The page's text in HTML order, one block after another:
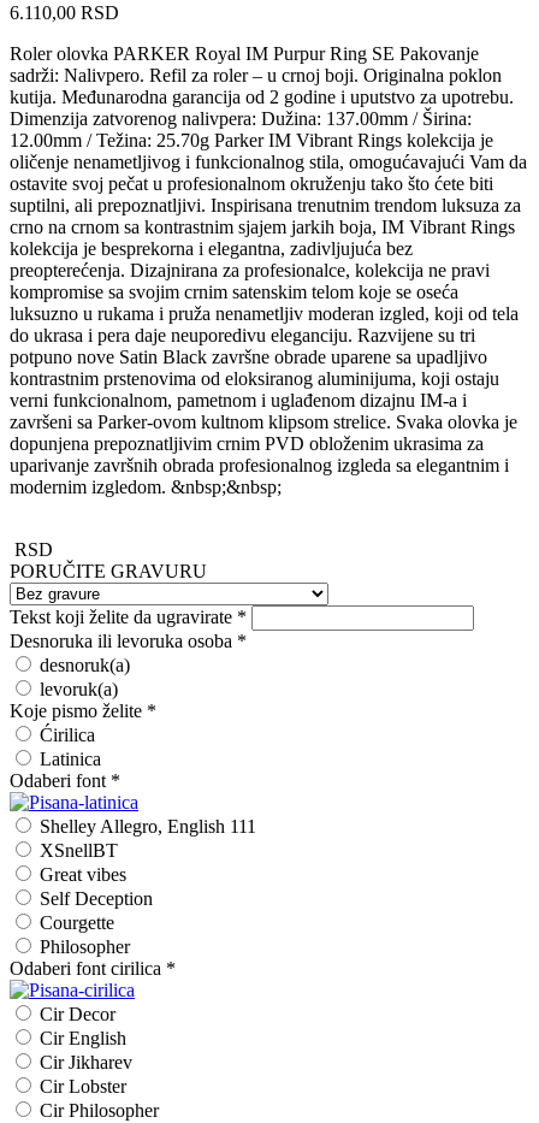
6.110,00 RSD
Roler olovka PARKER Royal IM Purpur Ring SE Pakovanje
sadrži: Nalivpero. Refil za roler – u crnoj boji. Originalna poklon
kutija. Međunarodna garancija od 2 godine i uputstvo za upotrebu.
Dimenzija zatvorenog nalivpera: Dužina: 137.00mm / Širina:
12.00mm / Težina: 25.70g Parker IM Vibrant Rings kolekcija je
oličenje nenametljivog i funkcionalnog stila, omogućavajući Vam da
ostavite svoj pečat u profesionalnom okruženju tako što ćete biti
suptilni, ali prepoznatljivi. Inspirisana trenutnim trendom luksuza za
crno na crnom sa kontrastnim sjajem jarkih boja, IM Vibrant Rings
kolekcija je besprekorna i elegantna, zadivljujuća bez
preopterećenja. Dizajnirana za profesionalce, kolekcija ne pravi
kompromise sa svojim crnim satenskim telom koje se oseća
luksuzno u rukama i pruža nenametljiv moderan izgled, koji od tela
do ukrasa i pera daje neuporedivu eleganciju. Razvijene su tri
potpuno nove Satin Black završne obrade uparene sa upadljivo
kontrastnim prstenovima od eloksiranog aluminijuma, koji ostaju
verni funkcionalnom, pametnom i uglađenom dizajnu IM-a i
završeni sa Parker-ovom kultnom klipsom strelice. Svaka olovka je
dopunjena prepoznatljivim crnim PVD obloženim ukrasima za
uparivanje završnih obrada profesionalnog izgleda sa elegantnim i
modernim izgledom. &nbsp;&nbsp;
RSD
PORUČITE GRAVURU
Tekst koji želite da ugravirate *
Desnoruka ili levoruka osoba *
desnoruk(a)
levoruk(a)
Koje pismo želite *
Ćirilica
Latinica
Odaberi font *
Shelley Allegro, English 111
XSnellBT
Great vibes
Self Deception
Courgette
Philosopher
Odaberi font cirilica *
Cir Decor
Cir English
Cir Jikharev
Cir Lobster
Cir Philosopher